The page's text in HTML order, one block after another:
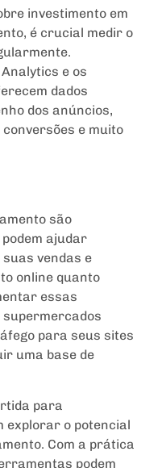
investimento em
é crucial medir o
e os
dados
dos anúncios,
e muito
são
ajudar
vendas e
online quanto
essas
para seus sites
uma base de
para
explorar o potencial
Com a prática
podem